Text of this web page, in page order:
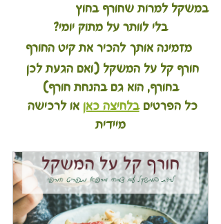
במשקל למרות שחורף בחוץ
בלי לוותר על מתוק יומי?
מזמינה אותך להכיר את קיט החורף
חורף קל על המשקל (ואם הגעת לכן
בחורף, הוא גם בהנחת חורף)
כל הפרטים בלחיצה כאן או לרכישה
מיידית